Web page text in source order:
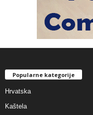
Popularne kategorije
Hrvatska
Kaštela